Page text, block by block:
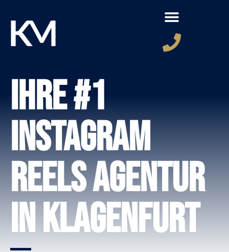
Ihre #1
Instagram
Reels Agentur
in Klagenfurt